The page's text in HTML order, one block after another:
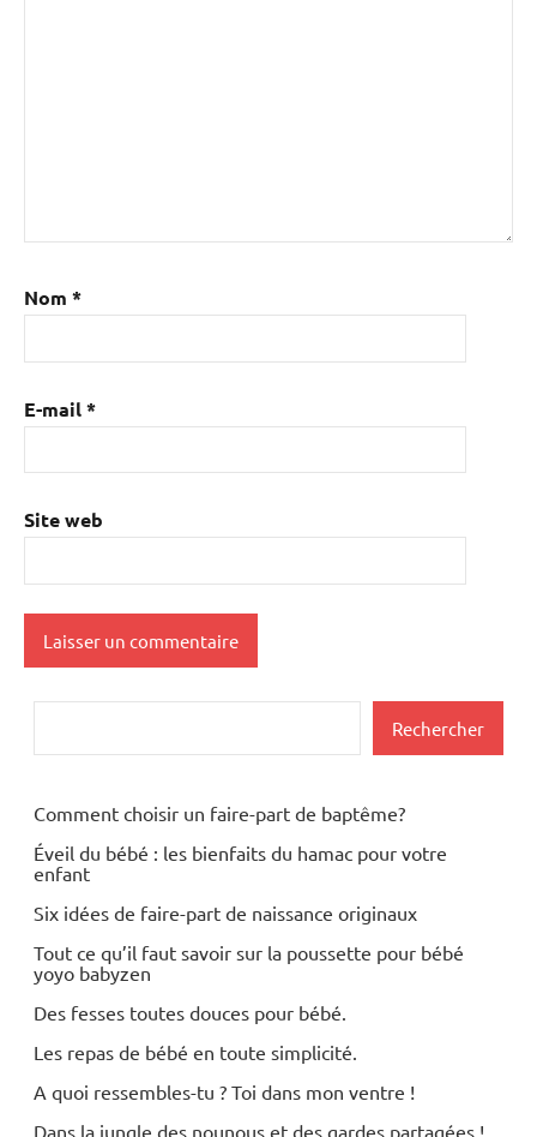
Nom *
E-mail*
Site web
Rechercher
Comment choisir un faire-part de baptême?
Éveil du bébé : les bienfaits du hamac pour votre
enfant
Six idées de faire-part de naissance originaux
Tout ce qu’il faut savoir sur la poussette pour bébé
yoyo babyzen
Des fesses toutes douces pour bébé.
Les repas de bébé en toute simplicité.
A quoi ressembles-tu ? Toi dans mon ventre !
Dans la jungle des nounous et des gardes partagées !